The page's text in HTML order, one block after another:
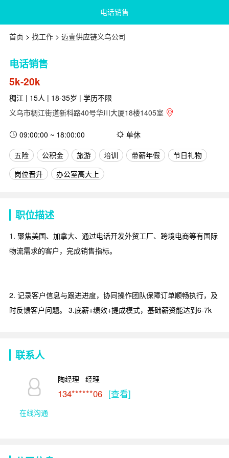
电话销售
首页 > 找工作> 迈壹供应链义乌公司
电话销售
5k-20k
稠江 | 15人 | 18-35岁 | 学历不限
义乌市稠江街道新科路40号华川大厦18楼1405室
09:00:00 ~ 18:00:00 单休
五险 公积金 旅游 培训 带薪年假
节日礼物
岗位晋升
办公室高大上
职位描述
1. 聚焦美国、加拿大、通过电话开发外贸工厂、跨境电商等有国际
物流需求的客户，完成销售指标。
2. 记录客户信息与跟进进度，协同操作团队保障订单顺畅执行，及
时反馈客户问题。 3.底薪+绩效+提成模式，基础薪资能达到6-7k
联系人
在线沟通
陶经理   经理
134******06 [查看]